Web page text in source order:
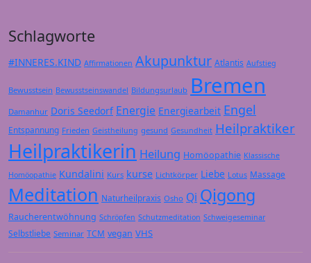
Schlagworte
#INNERES.KIND Affirmationen Akupunktur Atlantis Aufstieg
Bewusstsein Bewusstseinswandel Bildungsurlaub Bremen
Damanhur Doris Seedorf Energie Energiearbeit Engel
Entspannung Frieden Geistheilung gesund Gesundheit Heilpraktiker
Heilpraktikerin Heilung Homöopathie Klassische
Homöopathie Kundalini Kurs kurse Lichtkörper Liebe Lotus Massage
Meditation Naturheilpraxis Osho Qi Qigong
Raucherentwöhnung Schröpfen Schutzmeditation Schweigeseminar
Selbstliebe Seminar TCM vegan VHS